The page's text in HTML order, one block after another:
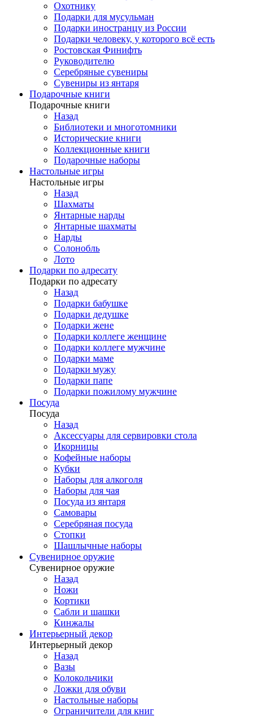
Охотнику
Подарки для мусульман
Подарки иностранцу из России
Подарки человеку, у которого всё есть
Ростовская Финифть
Руководителю
Серебряные сувениры
Сувениры из янтаря
Подарочные книги
Подарочные книги
Назад
Библиотеки и многотомники
Исторические книги
Коллекционные книги
Подарочные наборы
Настольные игры
Настольные игры
Назад
Шахматы
Янтарные нарды
Янтарные шахматы
Нарды
Солонобль
Лото
Подарки по адресату
Подарки по адресату
Назад
Подарки бабушке
Подарки дедушке
Подарки жене
Подарки коллеге женщине
Подарки коллеге мужчине
Подарки маме
Подарки мужу
Подарки папе
Подарки пожилому мужчине
Посуда
Посуда
Назад
Аксессуары для сервировки стола
Икорницы
Кофейные наборы
Кубки
Наборы для алкоголя
Наборы для чая
Посуда из янтаря
Самовары
Серебряная посуда
Стопки
Шашлычные наборы
Сувенирное оружие
Сувенирное оружие
Назад
Ножи
Кортики
Сабли и шашки
Кинжалы
Интерьерный декор
Интерьерный декор
Назад
Вазы
Колокольчики
Ложки для обуви
Настольные наборы
Ограничители для книг